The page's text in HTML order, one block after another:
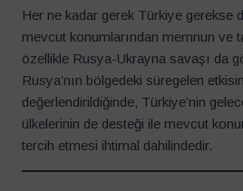
Her ne kadar gerek Türkiye gerekse
mevcut konumlarından memnun ve
özellikle Rusya-Ukrayna savaşı da
Rusya’nın bölgedeki süregelen
değerlendirildiğinde, Türkiye’nin
ülkelerinin de desteği ile mevcut
tercih etmesi ihtimal dahilindedir.